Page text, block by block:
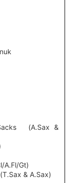
(A.Sax &
A.Fl/Gt)
& A.Sax)